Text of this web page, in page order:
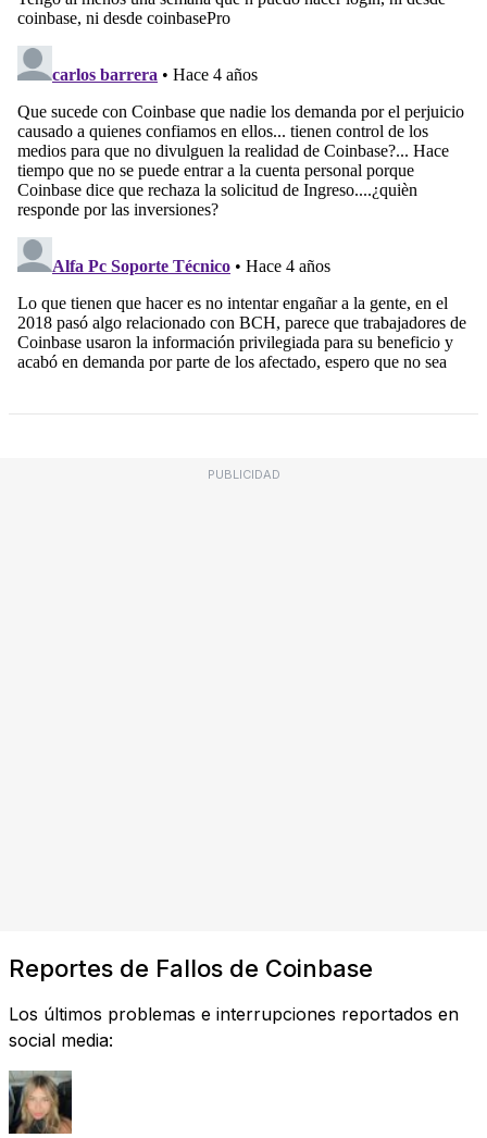
PUBLICIDAD
Reportes de Fallos de Coinbase
Los últimos problemas e interrupciones reportados en
social media: